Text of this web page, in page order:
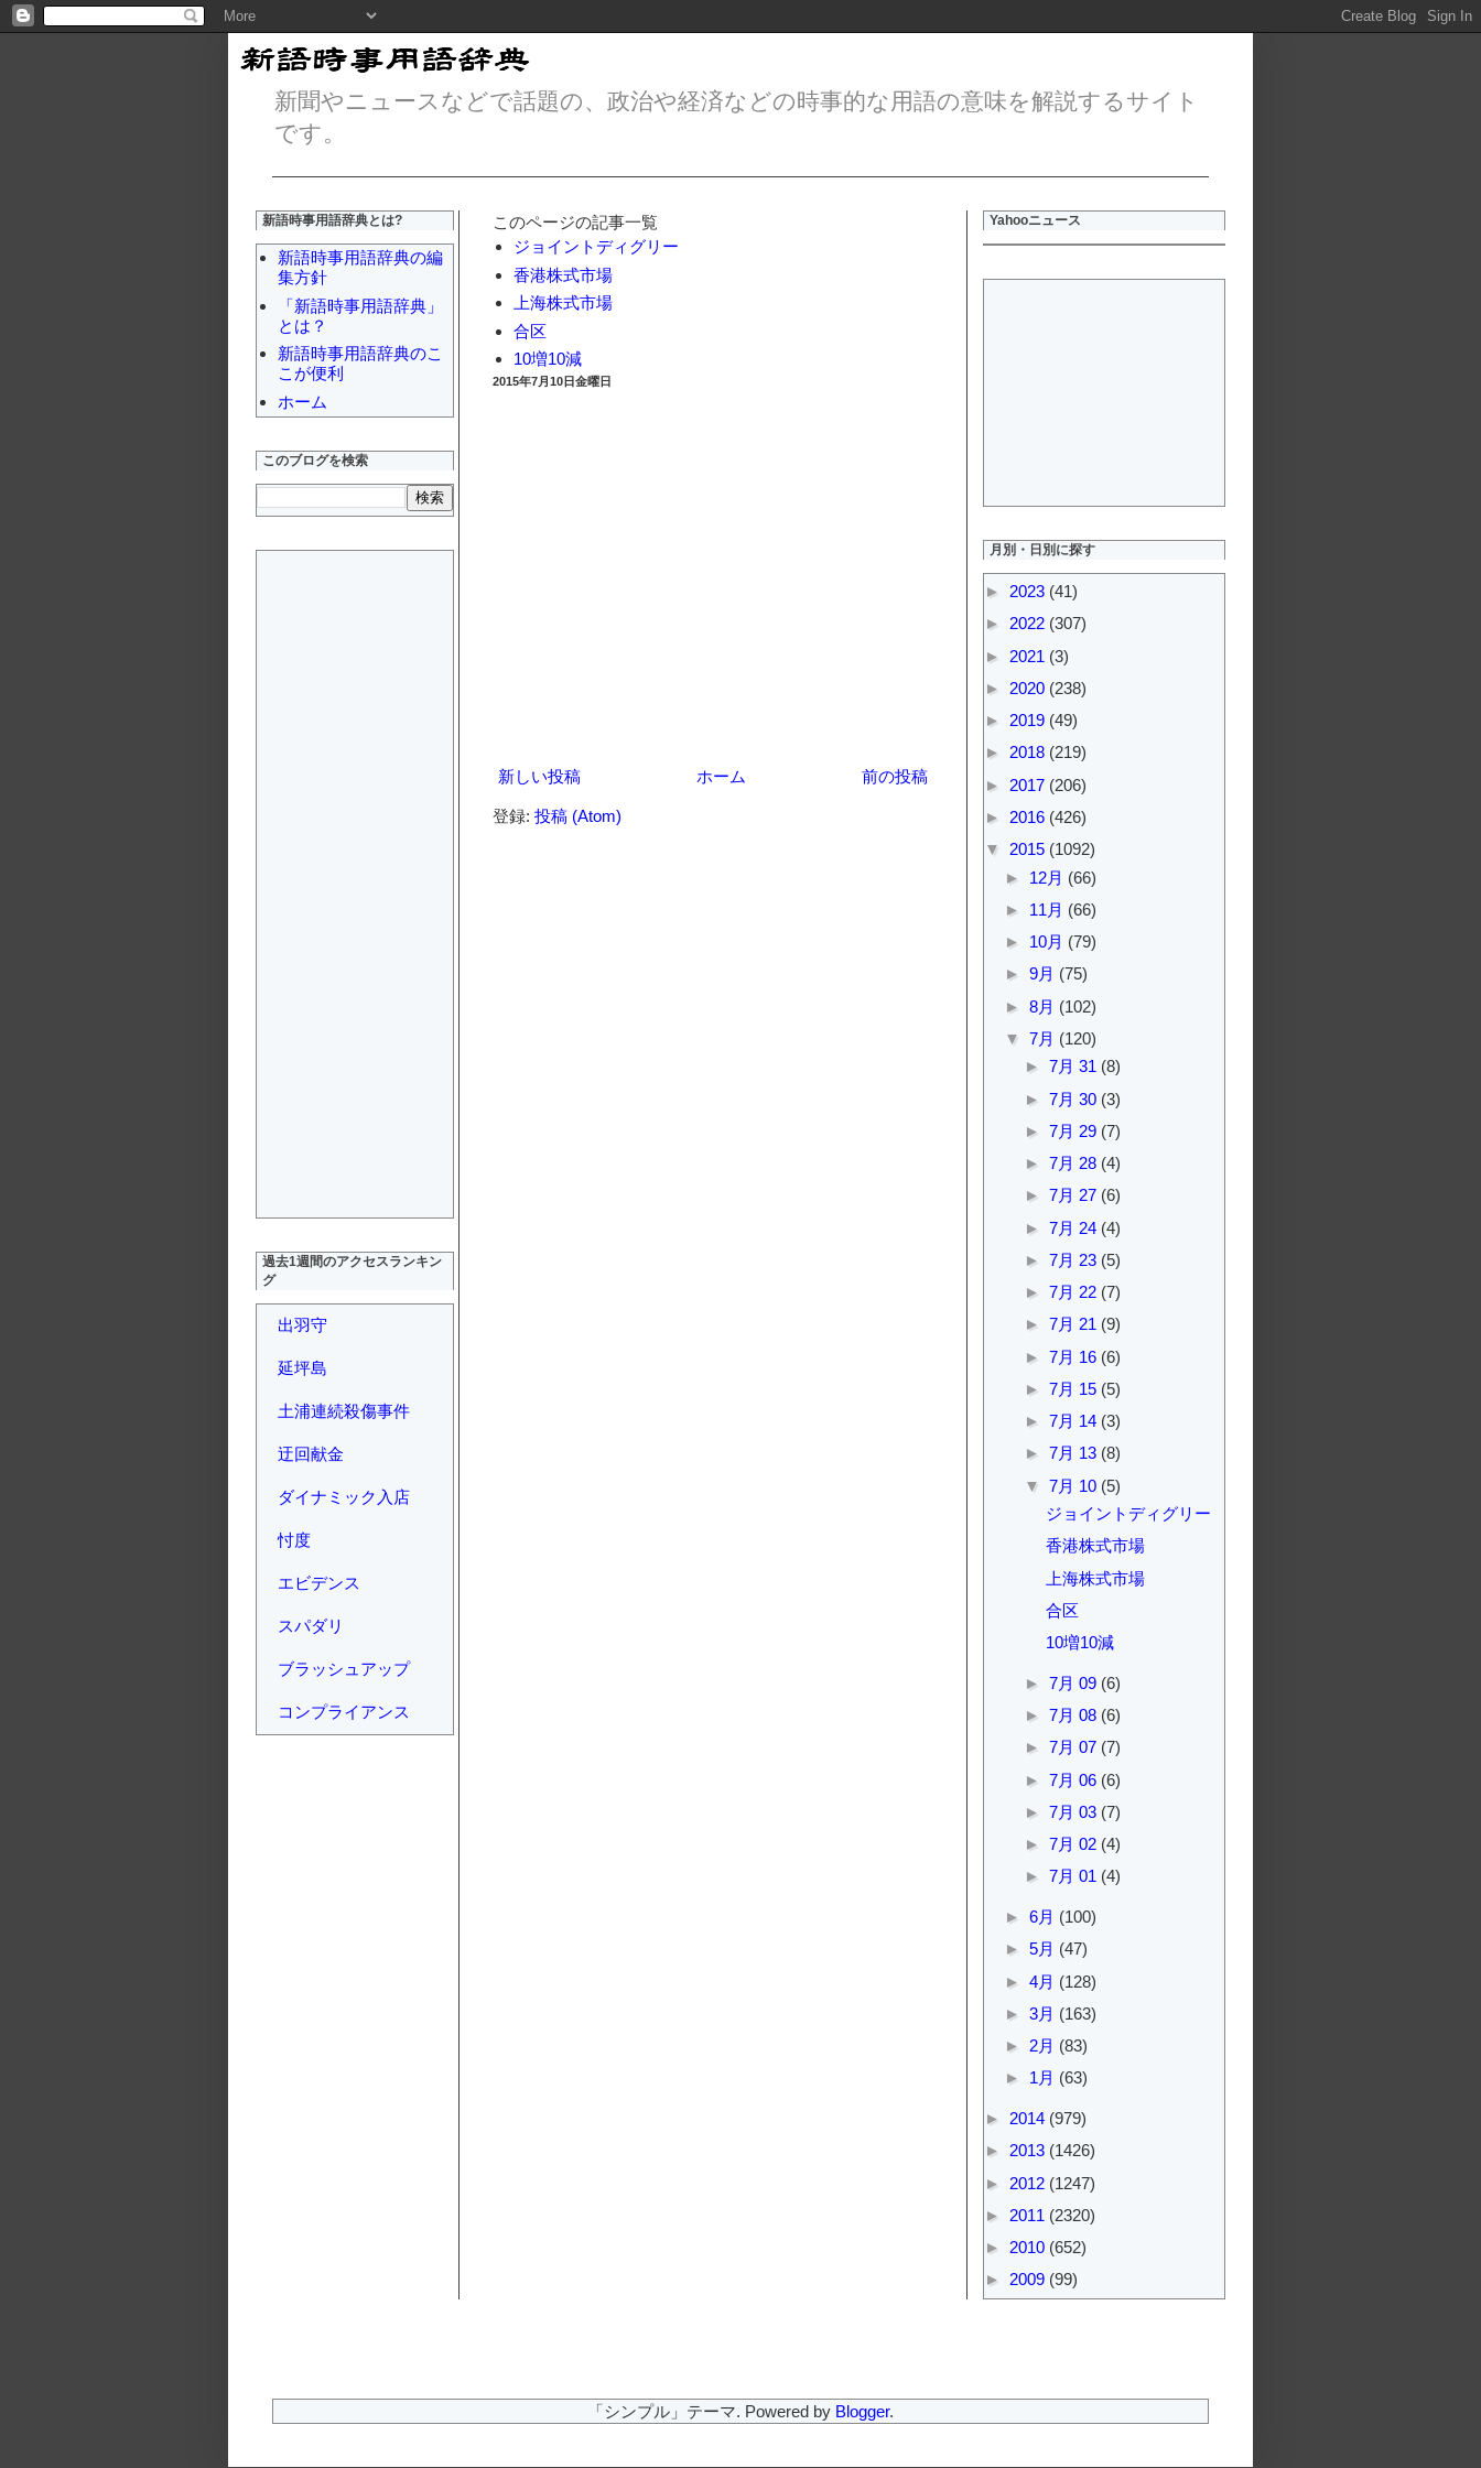
新聞やニュースなどで話題の、政治や経済などの時事的な用語の意味を解説するサイト
です。
このページの記事一覧
ジョイントディグリー
香港株式市場
上海株式市場
合区
10増10減
2015年7月10日金曜日
新しい投稿 前の投稿
ホーム
登録: 投稿 (Atom)
新語時事用語辞典とは?
新語時事用語辞典の編
集方針
「新語時事用語辞典」
とは？
新語時事用語辞典のこ
こが便利
ホーム
このブログを検索
過去1週間のアクセスランキン
グ
出羽守
延坪島
土浦連続殺傷事件
迂回献金
ダイナミック入店
忖度
エビデンス
スパダリ
ブラッシュアップ
コンプライアンス
Yahooニュース
月別・日別に探す
► 2023 (41)
► 2022 (307)
► 2021 (3)
► 2020 (238)
► 2019 (49)
► 2018 (219)
► 2017 (206)
► 2016 (426)
▼ 2015 (1092)
► 12月 (66)
► 11月 (66)
► 10月 (79)
► 9月 (75)
► 8月 (102)
▼ 7月 (120)
► 7月 31 (8)
► 7月 30 (3)
► 7月 29 (7)
► 7月 28 (4)
► 7月 27 (6)
► 7月 24 (4)
► 7月 23 (5)
► 7月 22 (7)
► 7月 21 (9)
► 7月 16 (6)
► 7月 15 (5)
► 7月 14 (3)
► 7月 13 (8)
▼ 7月 10 (5)
ジョイントディグリー
香港株式市場
上海株式市場
合区
10増10減
► 7月 09 (6)
► 7月 08 (6)
► 7月 07 (7)
► 7月 06 (6)
► 7月 03 (7)
► 7月 02 (4)
► 7月 01 (4)
► 6月 (100)
► 5月 (47)
► 4月 (128)
► 3月 (163)
► 2月 (83)
► 1月 (63)
► 2014 (979)
► 2013 (1426)
► 2012 (1247)
► 2011 (2320)
► 2010 (652)
► 2009 (99)
「シンプル」テーマ. Powered by Blogger.